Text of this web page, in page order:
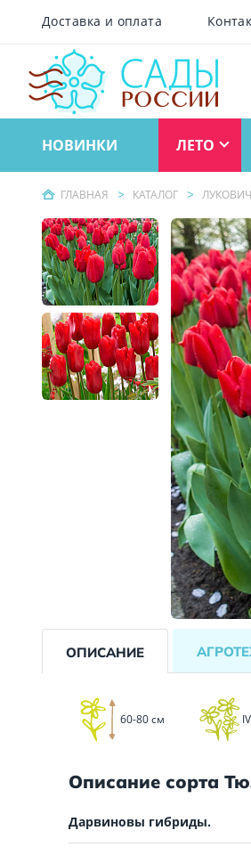
Доставка и оплата
НОВИНКИ ЛЕТО
ГЛАВНАЯ КАТАЛОГ
ОПИСАНИЕ
60-80 см
Описание сорта
Дарвиновы гибриды.